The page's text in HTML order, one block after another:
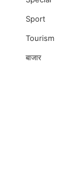
Sport
Tourism
बाजार